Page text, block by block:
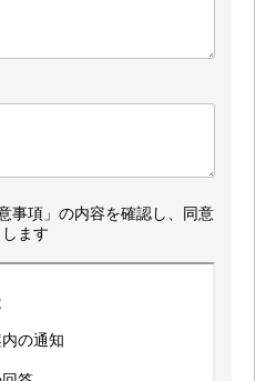
事項」の内容を確認し、同意
します